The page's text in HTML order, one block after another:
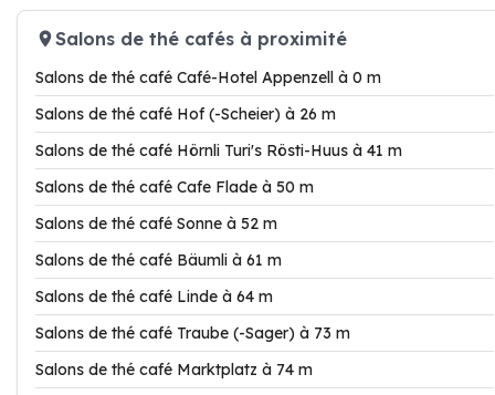
Salons de thé cafés à proximité
Salons de thé café Café-Hotel Appenzell à 0 m
Salons de thé café Hof (-Scheier) à 26 m
Salons de thé café Hörnli Turi's Rösti-Huus à 41 m
Salons de thé café Cafe Flade à 50 m
Salons de thé café Sonne à 52 m
Salons de thé café Bäumli à 61 m
Salons de thé café Linde à 64 m
Salons de thé café Traube (-Sager) à 73 m
Salons de thé café Marktplatz à 74 m